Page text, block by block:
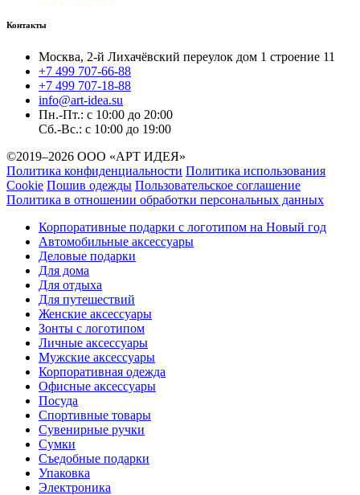
Контакты
Москва, 2-й Лихачёвский переулок дом 1 строение 11
+7 499 707-66-88
+7 499 707-18-88
info@art-idea.su
Пн.-Пт.: с 10:00 до 20:00
Сб.-Вс.: с 10:00 до 19:00
©2019–2026 ООО «АРТ ИДЕЯ»
Политика конфиденциальности Политика использования
Cookie Пошив одежды Пользовательское соглашение
Политика в отношении обработки персональных данных
Корпоративные подарки с логотипом на Новый год
Автомобильные аксессуары
Деловые подарки
Для дома
Для отдыха
Для путешествий
Женские аксессуары
Зонты с логотипом
Личные аксессуары
Мужские аксессуары
Корпоративная одежда
Офисные аксессуары
Посуда
Спортивные товары
Сувенирные ручки
Сумки
Съедобные подарки
Упаковка
Электроника